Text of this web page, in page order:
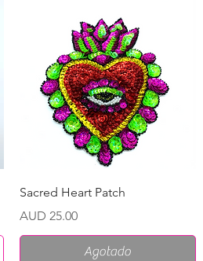
Vista rápida
Sacred Heart Patch
Precio
AUD 25.00
Agotado